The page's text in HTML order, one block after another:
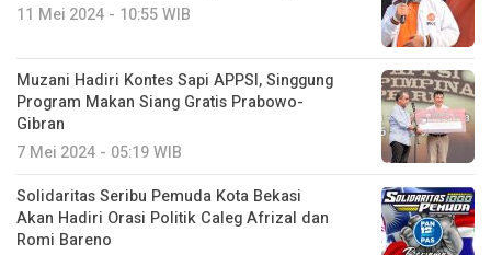
11 Mei 2024 - 10:55 WIB
Muzani Hadiri Kontes Sapi APPSI, Singgung
Program Makan Siang Gratis Prabowo-
Gibran
7 Mei 2024 - 05:19 WIB
Solidaritas Seribu Pemuda Kota Bekasi
Akan Hadiri Orasi Politik Caleg Afrizal dan
Romi Bareno